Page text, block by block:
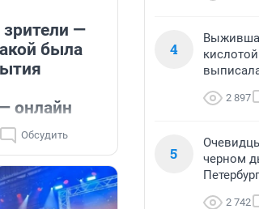
зрители —
была
онлайн
Обсудить
4
2 897
5
черном
2 742